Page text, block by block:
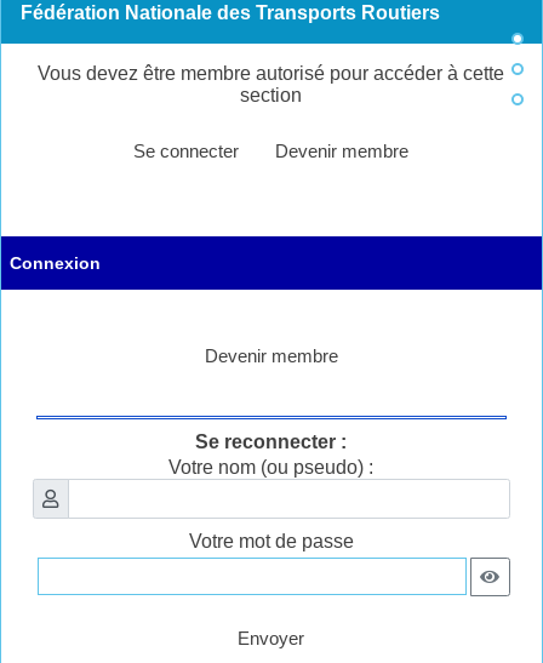
Fédération Nationale des Transports Routiers
Vous devez être membre autorisé pour accéder à cette
section
Se connecter Devenir membre
Connexion
Devenir membre
Se reconnecter :
Votre nom (ou pseudo) :
Votre mot de passe
Envoyer